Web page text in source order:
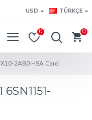
USD TÜRKÇE
0 0
2AB0 HSA Card